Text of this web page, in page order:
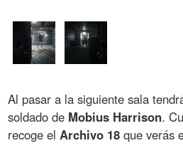
Al pasar a la siguiente sala
soldado de Mobius Harrison.
recoge elArchivo 18 que verás